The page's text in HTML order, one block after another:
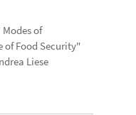
of
of Food Security"
Liese